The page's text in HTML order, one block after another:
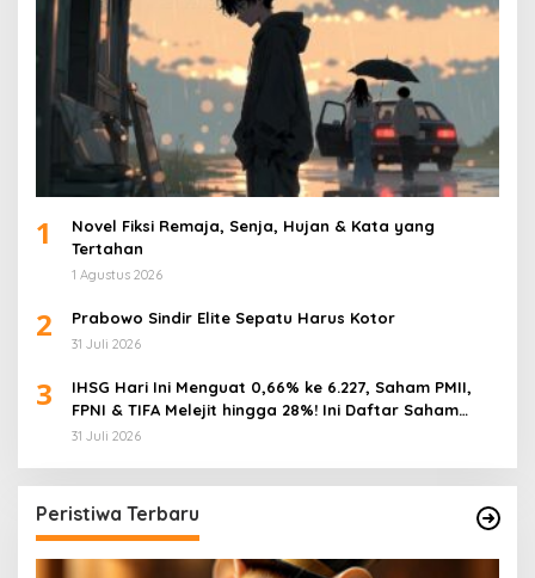
1
Novel Fiksi Remaja, Senja, Hujan & Kata yang
Tertahan
1 Agustus 2026
2 Prabowo Sindir Elite Sepatu Harus Kotor
31 Juli 2026
3
IHSG Hari Ini Menguat 0,66% ke 6.227, Saham PMII,
FPNI & TIFA Melejit hingga 28%! Ini Daftar Saham
Paling Cuan & Volume Tertinggi 31 Juli 2026
31 Juli 2026
Peristiwa Terbaru